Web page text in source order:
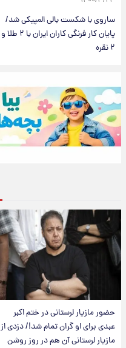
ساروی با شکست بالی المپیکی شد/
پایان کار فرنگی کاران ایران با ۲ طلا و
۲ نقره
حضور مازیار لرستانی در ختم اکبر
عبدی برای او گران تمام شد!/ دزدی از
مازیار لرستانی آن هم در روز روشن